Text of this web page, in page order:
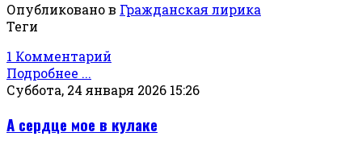
Опубликовано в Гражданская лирика
Теги
1 Комментарий
Подробнее ...
Суббота, 24 января 2026 15:26
А сердце мое в кулаке